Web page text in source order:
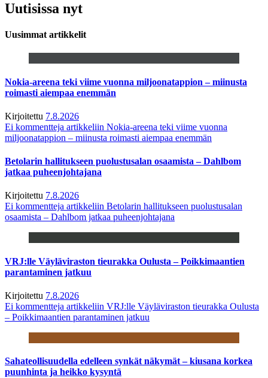
Uutisissa nyt
Uusimmat artikkelit
Nokia-areena teki viime vuonna miljoonatappion – miinusta
roimasti aiempaa enemmän
Kirjoitettu 7.8.2026
Ei kommentteja artikkeliin Nokia-areena teki viime vuonna
miljoonatappion – miinusta roimasti aiempaa enemmän
Betolarin hallitukseen puolustusalan osaamista – Dahlbom
jatkaa puheenjohtajana
Kirjoitettu 7.8.2026
Ei kommentteja artikkeliin Betolarin hallitukseen puolustusalan
osaamista – Dahlbom jatkaa puheenjohtajana
VRJ:lle Väyläviraston tieurakka Oulusta – Poikkimaantien
parantaminen jatkuu
Kirjoitettu 7.8.2026
Ei kommentteja artikkeliin VRJ:lle Väyläviraston tieurakka Oulusta
– Poikkimaantien parantaminen jatkuu
Sahateollisuudella edelleen synkät näkymät – kiusana korkea
puunhinta ja heikko kysyntä